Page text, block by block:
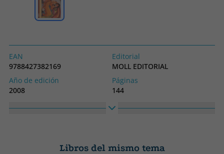
EAN
9788427382169
Editorial
MOLL EDITORIAL
Año de edición
2008
Páginas
144
Idioma
Libros del mismo tema